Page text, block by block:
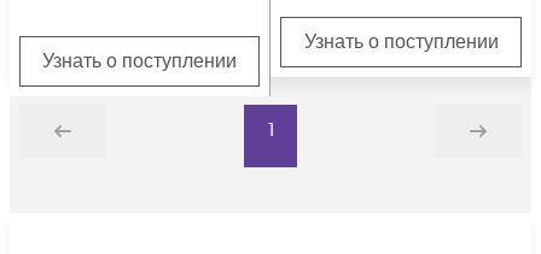
Узнать о поступлении
Узнать о поступлении
Назад
1
Дальше